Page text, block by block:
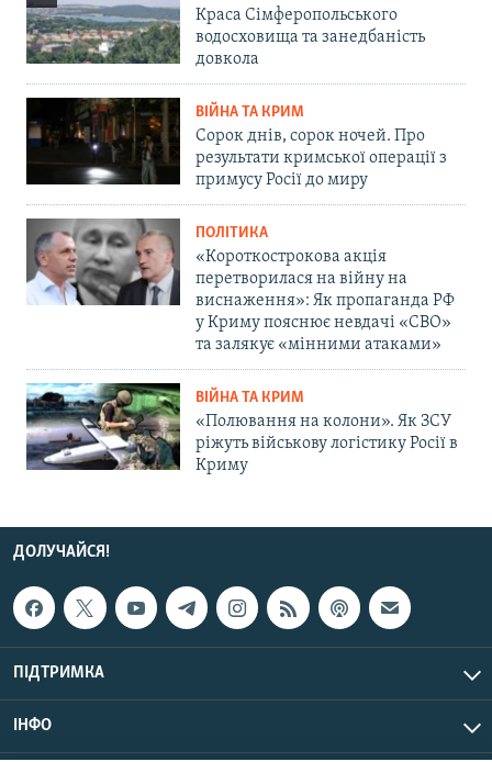
Краса Сімферопольського
водосховища та занедбаність
довкола
ВІЙНА ТА КРИМ
Сорок днів, сорок ночей. Про
результати кримської операції з
примусу Росії до миру
ПОЛІТИКА
«Короткострокова акція
перетворилася на війну на
виснаження»: Як пропаганда РФ
у Криму пояснює невдачі «СВО»
та залякує «мінними атаками»
ВІЙНА ТА КРИМ
«Полювання на колони». Як ЗСУ
ріжуть військову логістику Росії в
Криму
ДОЛУЧАЙСЯ!
ПІДТРИМКА
ІНФО